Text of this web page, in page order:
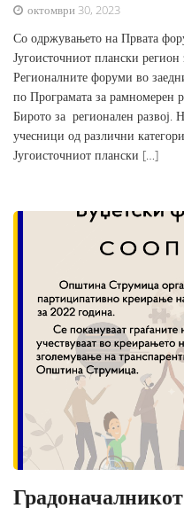
октомври 30, 2023
Со одржувањето на Првата
Југоисточниот плански
Регионалните форуми во
по Програмата за рамномерен
Бирото за регионален развој.
учесници од различни
Југоисточниот плански […]